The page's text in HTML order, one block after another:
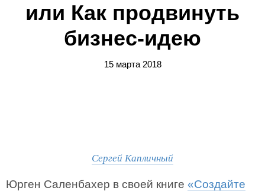
или Как продвинуть
бизнес-идею
15 марта 2018
Сергей Капличный
Юрген Саленбахер в своей книге «Создайте